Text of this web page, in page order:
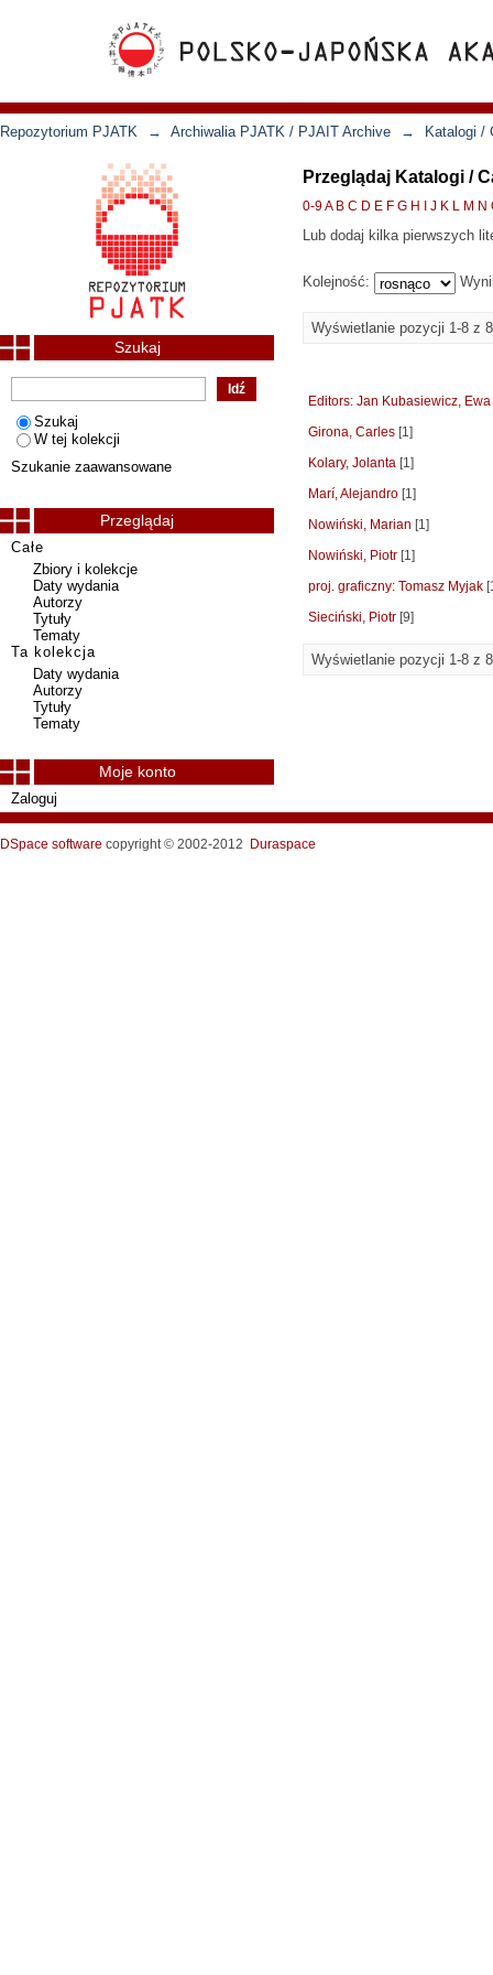
Repozytorium PJATK → Archiwalia PJATK / PJAIT Archive → Katalogi /
Przeglądaj Katalogi /
0-9A B C D E F G H J K L M N
Lub dodaj kilka pierwszych
Kolejność:
Wyświetlanie pozycji 1-8 z 8
Editors: Jan Kubasiewicz,
Girona, Carles [1]
Kolary, Jolanta [1]
Marí, Alejandro [1]
Nowiński, Marian [1]
Nowiński, Piotr [1]
proj. graficzny: Tomasz Myjak
Sieciński, Piotr [9]
Wyświetlanie pozycji 1-8 z 8
Szukaj
Szukaj
W tej kolekcji
Szukanie zaawansowane
Przeglądaj
Całe
Zbiory i kolekcje
Daty wydania
Autorzy
Tytuły
Tematy
Ta kolekcja
Daty wydania
Autorzy
Tytuły
Tematy
Moje konto
Zaloguj
DSpace software copyright © 2002-2012 Duraspace